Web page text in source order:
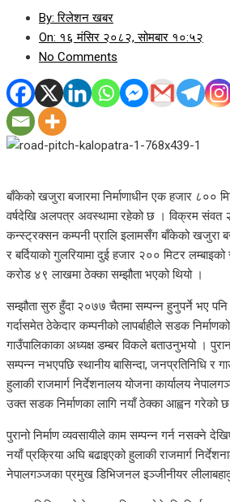
By: रिलेशन खबर
On: १६ मंसिर २०८२, सोमबार १०:५२
No Comments
बाँकेको खजुरा बजारमा निर्माणाधीन एक हजार
वर्षदेखि अलपत्र अवस्थामा रहेको छ । विक्रम
कन्स्ट्रक्सन कम्पनी प्रालि इलामसँग बाँकेको खजुरा
र बर्दियाको गुलरियामा दुई हजार २०० मिटर
करोड ४९ लाखमा ठेक्का सम्झौता भएको थियो ।
सम्झौता सुरु हुँदा २०७७ चैतमा सम्पन्न हुनुपर्ने भए
गर्दासमेत ठेकेदार कम्पनीको लापर्बाहीले सडक
गाउँपालिकाका अध्यक्ष डम्बर विकले बताउनुभयो ।
सम्पन्न नभएपछि स्थानीय बासिन्दा, जनप्रतिनिधि र
हुलाकी राजमार्ग निर्देशनालय योजना कार्यालय
उक्त सडक निर्माणका लागि नयाँ ठेक्का आह्वन गरेको
पुरानो निर्माण व्यवसायीले काम सम्पन्न गर्न नसक्ने
नयाँ प्रक्रिया अघि बढाइएको हुलाकी राजमार्ग
नेपालगञ्जका प्रमुख डिभिजनल इञ्जीनीयर